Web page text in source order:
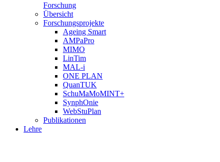
Forschung
Übersicht
Forschungsprojekte
Ageing Smart
AMPaPro
MIMO
LinTim
MAL-i
ONE PLAN
QuanTUK
SchuMaMoMINT+
SynphOnie
WebStuPlan
Publikationen
Lehre